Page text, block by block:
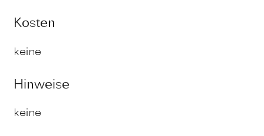
Kosten
keine
Hinweise
keine